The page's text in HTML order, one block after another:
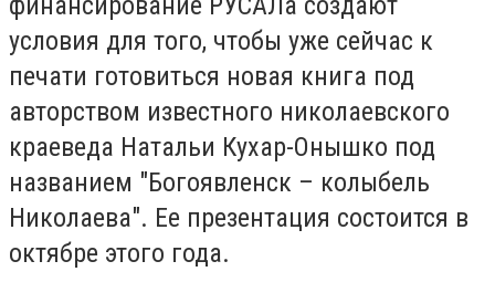
условия для того, чтобы уже сейчас к
печати готовиться новая книга под
авторством известного николаевского
краеведа Натальи Кухар-Онышко под
названием "Богоявленск – колыбель
Николаева". Ее презентация состоится в
октябре этого года.